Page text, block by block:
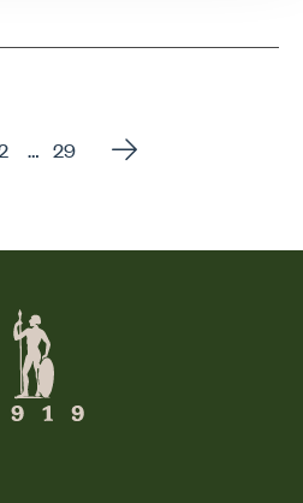
sivu
… Sivu
29